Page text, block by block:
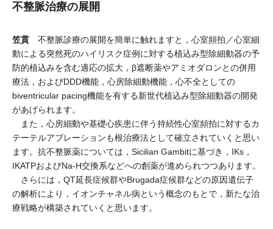
不整脈治療の展開
笠貫 不整脈診療の展開を簡単に触れますと，心室頻拍／心室細
動による突然死のハイリスク症例に対する植込み型除細動器の予
防的植込みを含む適応の拡大，β遮断薬やアミオダロンとの併用
療法，およびDDD機能，心房除細動機能，心不全としての
biventricular pacing機能を有する新世代植込み型除細動器の開発
があげられます。
また，心房細動や基礎心疾患に伴う持続性心室頻拍に対するカ
テーテルアブレーションも根治療法として確立されていくと思い
ます。抗不整脈薬については，Sicilian Gambitに基づき，IKs，
IKATPおよびNa-H交換系などへの創薬が進められつつあります。
さらには，QT延長症候群やBrugada症候群などの原因遺伝子
の解析により，イオンチャネル病という概念のもとで，新たな治
療戦略が構築されていくと思います。